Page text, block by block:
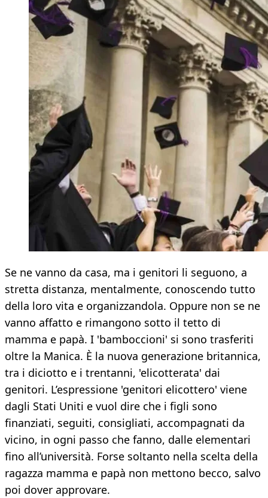
Se ne vanno da casa, ma i genitori li seguono, a
stretta distanza, mentalmente, conoscendo tutto
della loro vita e organizzandola. Oppure non se ne
vanno affatto e rimangono sotto il tetto di
mamma e papà. I 'bamboccioni' si sono trasferiti
oltre la Manica. È la nuova generazione britannica,
tra i diciotto e i trentanni, 'elicotterata' dai
genitori. L’espressione 'genitori elicottero' viene
dagli Stati Uniti e vuol dire che i figli sono
finanziati, seguiti, consigliati, accompagnati da
vicino, in ogni passo che fanno, dalle elementari
fino all’università. Forse soltanto nella scelta della
ragazza mamma e papà non mettono becco, salvo
poi dover approvare.